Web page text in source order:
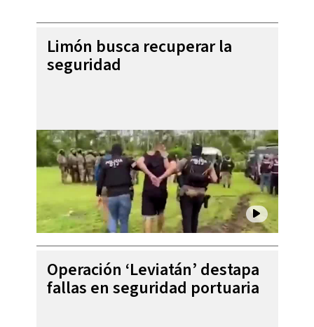
Limón busca recuperar la
seguridad
Operación ‘Leviatán’ destapa
fallas en seguridad portuaria